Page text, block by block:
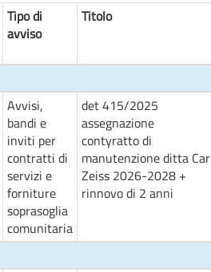
Tipo di
avviso
Titolo
Avvisi,
bandi e
inviti per
contratti di
servizi e
forniture
soprasoglia
comunitaria
det 415/2025
assegnazione
contyratto di
manutenzione ditta
Zeiss 2026-2028 +
rinnovo di 2 anni